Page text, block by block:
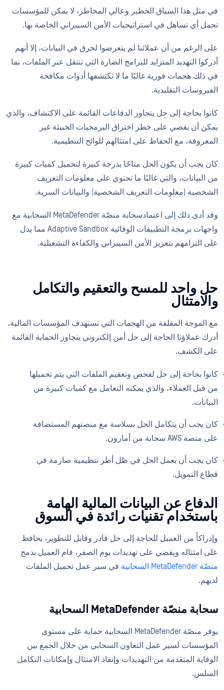
في مثل هذا السياق الخطير وعالي المخاطر، لا يمكن للمؤسسات
تحمل أي تساهل في استراتيجيات الأمن السيبراني الخاصة بها.
على الرغم من أن عملائنا لم يتعرضوا لخرق في البيانات، إلا أنهم
أدركوا التهديد المتزايد للبرامج الضارة التي تنتقل عبر الملفات، بما
في ذلك هجمات فورية غالبًا ما لا تكتشفها أدوات مكافحة
الفيروسات التقليدية.
كانوا بحاجة إلى حل يتجاوز الدفاعات القائمة على الاكتشاف، والذي
يمكن أن يقضي على خطر اختراق البرمجيات الخبيثة غير
المعروفة، مع الحفاظ على امتثالهم للوائح التنظيمية.
كان يجب أن يكون الحل متاحًا بدرجة كبيرة لتحميل كميات كبيرة
من البيانات، والتي غالبًا ما تحتوي على معلومات التعريف
الشخصية (معلومات التعريف الشخصية) والبيانات السرية.
وقد أدى ذلك إلى اعتمادسحابة منصّة MetaDefender السحابية مع
واجهات برمجة التطبيقات الوقائية Adaptive Sandbox مما يدل
على التزامهم بتعزيز الأمن السيبراني والكفاءة التشغيلية.
حل واحد للمسح والتعقيم والتكامل
والامتثال
مع الموجة المقلقة من الهجمات التي تستهدف المؤسسات المالية،
أدرك عملاؤنا الحاجة إلى حل أمن إلكتروني يتجاوز الحماية القائمة
على الكشف.
كانوا بحاجة إلى حل لفحص وتعقيم الملفات التي يتم تحميلها
من قبل العملاء، والذي يمكنه التعامل مع كميات كبيرة من
البيانات.
كان يجب أن يتكامل الحل بسلاسة مع منصتهم المستضافة
على منصة AWS سحابة من أمازون.
كان يجب أن يعمل الحل في ظل أطر تنظيمية صارمة في
قطاع التمويل.
الدفاع عن البيانات المالية الهامة
باستخدام تقنيات رائدة في السوق
وإدراكاً من العميل للحاجة إلى حل قادر وقابل للتطوير، يحافظ
على امتثاله ويقضي على تهديدات يوم الصفر، قام العميل بدمج
منصّة MetaDefender السحابية
في سير عمل تحميل الملفات
لديهم.
سحابة منصّة MetaDefender السحابية
يوفر منصّة MetaDefender السحابية حماية على مستوى
المؤسسات لسير عمل التعاون السحابي من خلال الجمع بين
الوقاية المتقدمة من التهديدات وإنفاذ الامتثال وإمكانات التكامل
السلس.